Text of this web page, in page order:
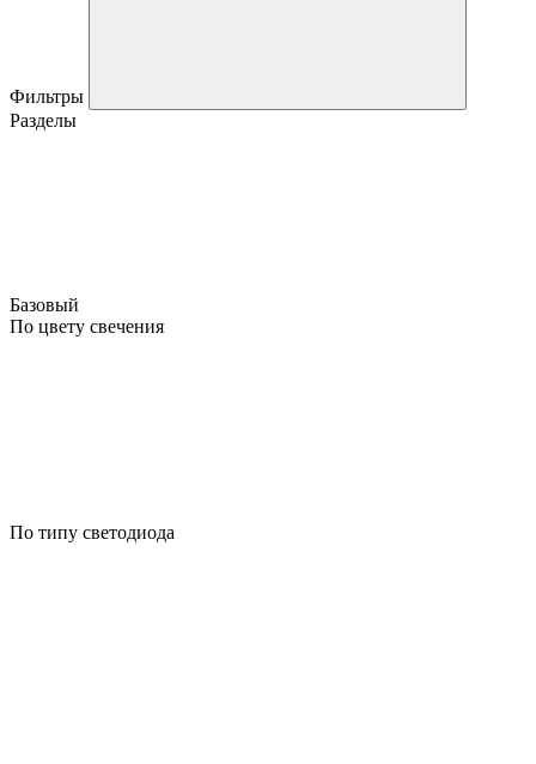
Фильтры
Разделы
Базовый
По цвету свечения
По типу светодиода